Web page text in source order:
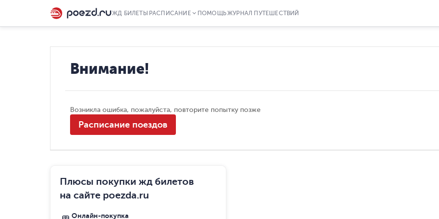
ЖД БИЛЕТЫ РАСПИСАНИЕ ПОМОЩЬЖУРНАЛ ПУТЕШЕСТВИЙ
Внимание!
Возникла ошибка, пожалуйста, повторите попытку позже
Расписание поездов
Плюсы покупки жд билетов
на сайте poezda.ru
Онлайн-покупка